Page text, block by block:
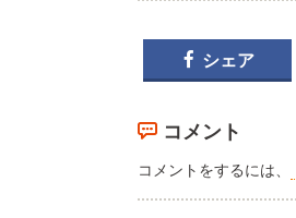
 シェア
コメント
コメントをするには、